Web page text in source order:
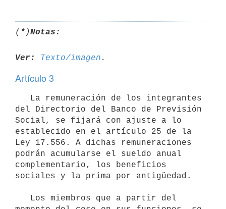
(*)Notas:
Ver: Texto/imagen
Artículo 3
del Directorio del Banco de Previsión
Social, se fijará con ajuste a lo
establecido en el artículo 25 de la
Ley 17.556. A dichas remuneraciones
podrán acumularse el sueldo anual
complementario, los beneficios
sociales y la prima por antigüedad.